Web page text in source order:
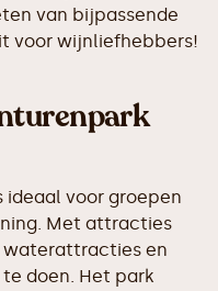
van bijpassende
voor wijnliefhebbers!
ideaal voor groepen
Met attracties
waterattracties en
doen. Het park